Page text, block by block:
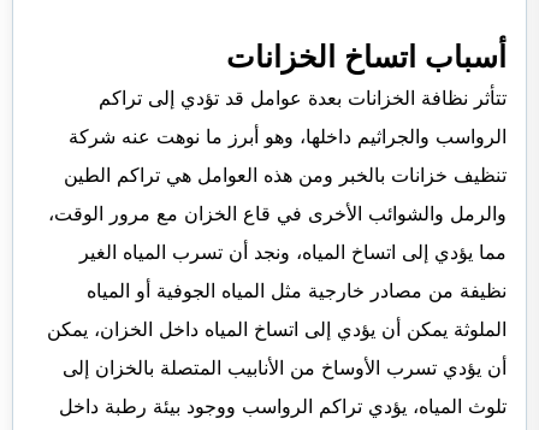
أسباب اتساخ الخزانات
تتأثر نظافة الخزانات بعدة عوامل قد تؤدي إلى تراكم
الرواسب والجراثيم داخلها، وهو أبرز ما نوهت عنه شركة
تنظيف خزانات بالخبر ومن هذه العوامل هي تراكم الطين
والرمل والشوائب الأخرى في قاع الخزان مع مرور الوقت،
مما يؤدي إلى اتساخ المياه، ونجد أن تسرب المياه الغير
نظيفة من مصادر خارجية مثل المياه الجوفية أو المياه
الملوثة يمكن أن يؤدي إلى اتساخ المياه داخل الخزان، يمكن
أن يؤدي تسرب الأوساخ من الأنابيب المتصلة بالخزان إلى
تلوث المياه، يؤدي تراكم الرواسب ووجود بيئة رطبة داخل